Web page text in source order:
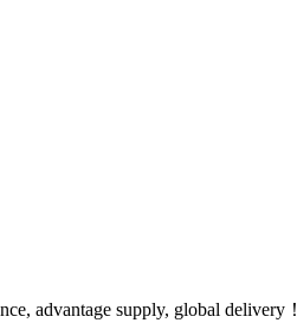
advantage supply, global delivery！